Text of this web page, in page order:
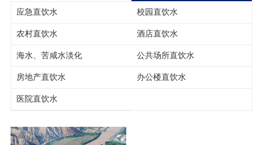
应急直饮水 校园直饮水
农村直饮水 酒店直饮水
海水、苦咸水淡化 公共场所直饮水
房地产直饮水 办公楼直饮水
医院直饮水